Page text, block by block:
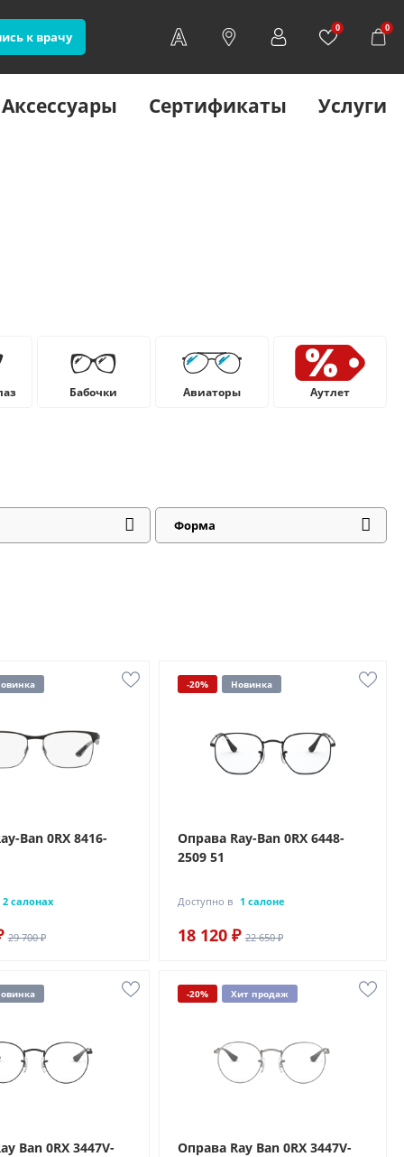
к врачу
0 0
Аксессуары Сертификаты Услуги
Бабочки Авиаторы Аутлет
Форма
Ban 0RX 8416-
2 салонах
29 700 ₽
-20% Новинка
Оправа Ray-Ban 0RX 6448-
2509 51
Доступно в 1 салоне
18 120 ₽ 22 650 ₽
Ban 0RX 3447V-
-20% Хит продаж
Оправа Ray Ban 0RX 3447V-